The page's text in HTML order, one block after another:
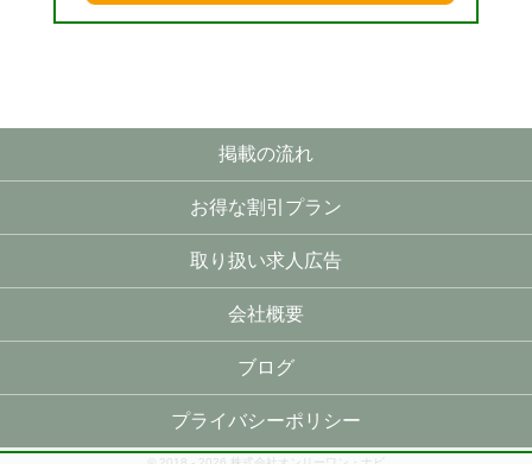
掲載の流れ
お得な割引プラン
取り扱い求人広告
会社概要
ブログ
プライバシーポリシー